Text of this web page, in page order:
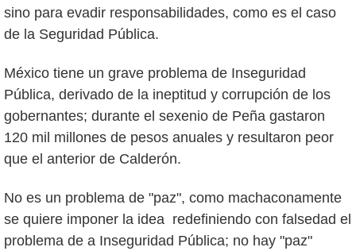
sino para evadir responsabilidades, como es el caso
de la Seguridad Pública.
México tiene un grave problema de Inseguridad
Pública, derivado de la ineptitud y corrupción de los
gobernantes; durante el sexenio de Peña gastaron
120 mil millones de pesos anuales y resultaron peor
que el anterior de Calderón.
No es un problema de "paz", como machaconamente
se quiere imponer la idea redefiniendo con falsedad el
problema de a Inseguridad Pública; no hay "paz"